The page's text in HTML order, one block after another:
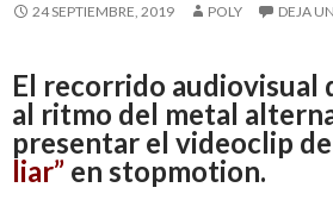
24 SEPTIEMBRE, 2019 POLY DEJA
El recorrido audiovisual
al ritmo del metal
presentar el videoclip de
liar” en stopmotion.